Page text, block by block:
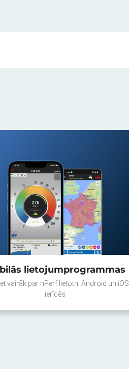
lietojumprogrammas
vairāk par nPerf lietotni Android un iOS
ierīcēs